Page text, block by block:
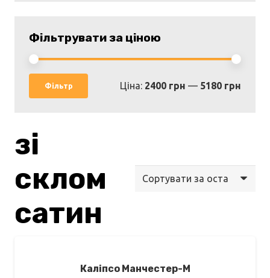
Фільтрувати за ціною
Фільтр Ціна: 2400 грн — 5180 грн
зі
склом
сатин
Каліпсо Манчестер-М